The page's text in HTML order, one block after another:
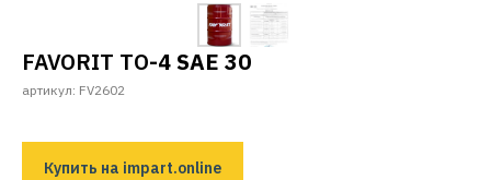
FAVORIT TO-4 SAE 30
артикул: FV2602
Купить на impart.online